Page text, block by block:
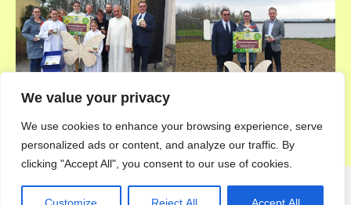
We value your privacy
We use cookies to enhance your browsing experience, serve
personalized ads or content, and analyze our traffic. By
clicking "Accept All", you consent to our use of cookies.